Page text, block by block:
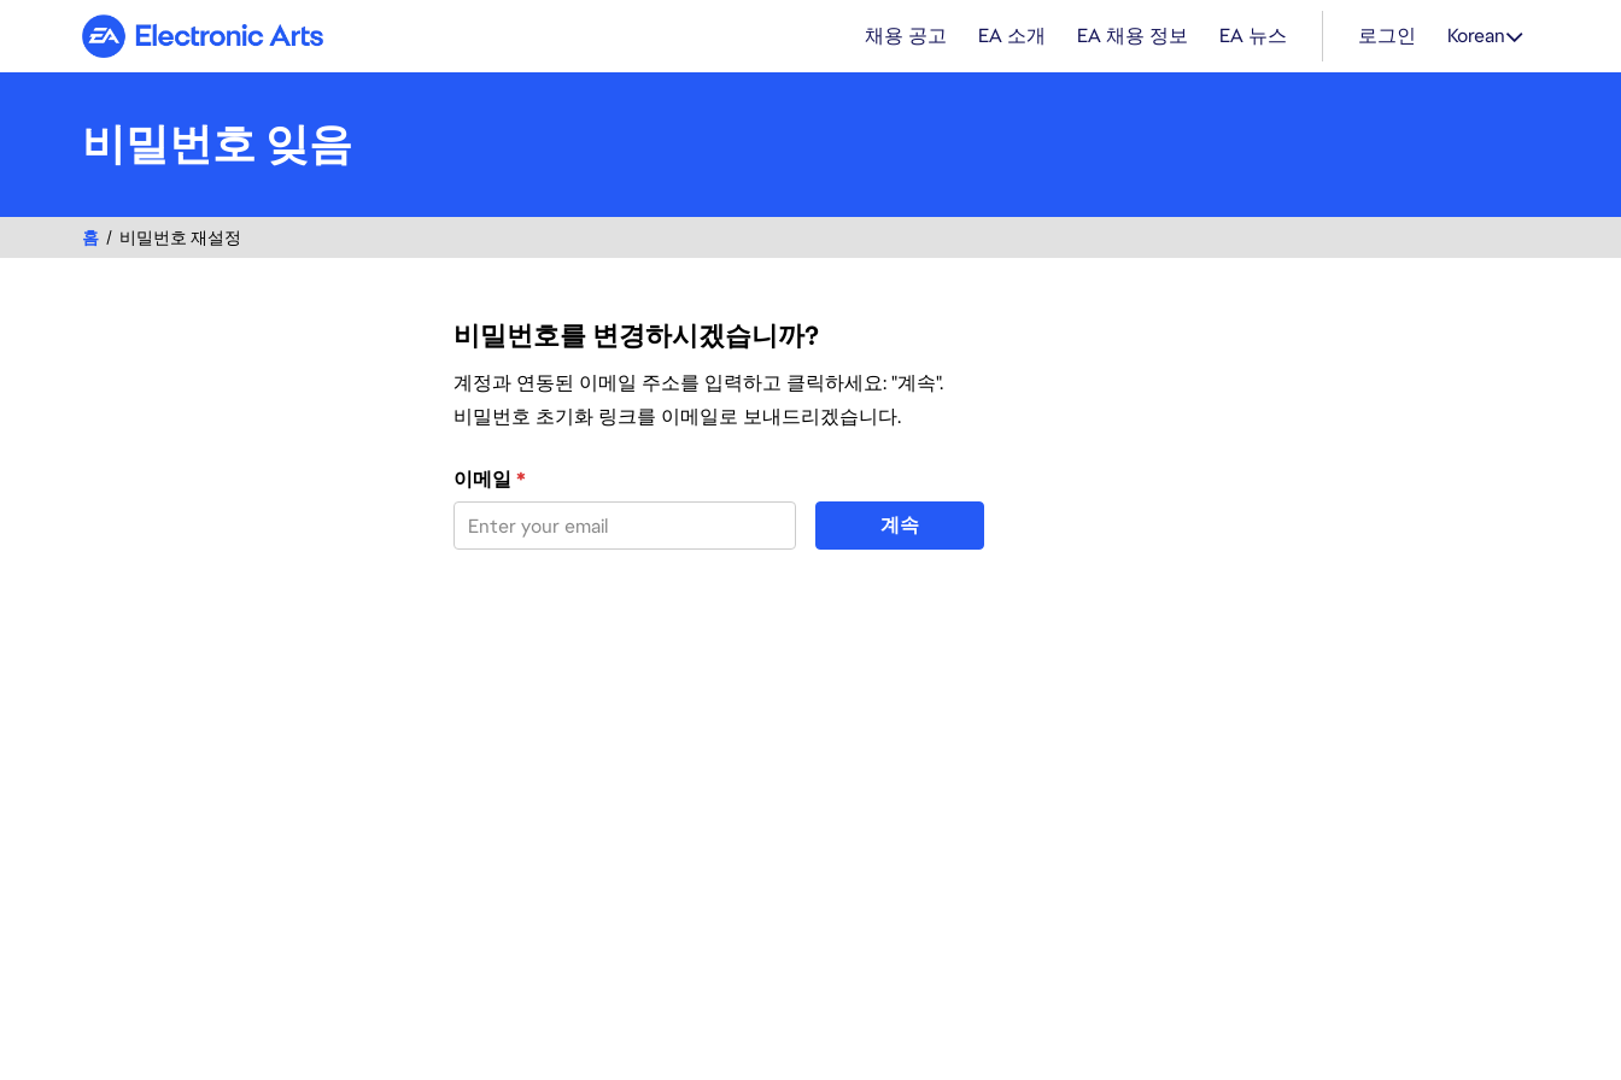
Electronic Arts 채용 공고 EA 소개 EA 채용 정보 EA 뉴스 로그인 Korean
비밀번호 잊음
홈 비밀번호 재설정
비밀번호를 변경하시겠습니까?
계정과 연동된 이메일 주소를 입력하고 클릭하세요: "계속".
비밀번호 초기화 링크를 이메일로 보내드리겠습니다.
이메일 주소로 비밀번호 재설정
이메일 *
계속